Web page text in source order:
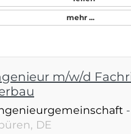
mehr ...
m/w/d
-
DE